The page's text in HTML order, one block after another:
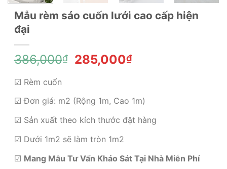
Mẫu rèm sáo cuốn lưới cao cấp hiện
đại
386,000₫
Giá
386,000₫.
285,000₫Giá
là:
285,000₫.
☑ Rèm cuốn
☑ Đơn giá: m2 (Rộng 1m, Cao 1m)
☑ Sản xuất theo kích thước đặt hàng
☑ Dưới 1m2 sẽ làm tròn 1m2
☑ Mang Mẫu Tư Vấn Khảo Sát Tại Nhà Miễn Phí